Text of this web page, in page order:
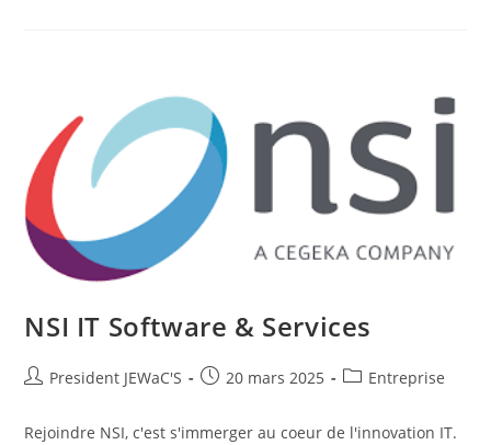
NSI IT Software & Services
President JEWaC'S 20 mars 2025 Entreprise
Rejoindre NSI, c'est s'immerger au coeur de l'innovation IT.